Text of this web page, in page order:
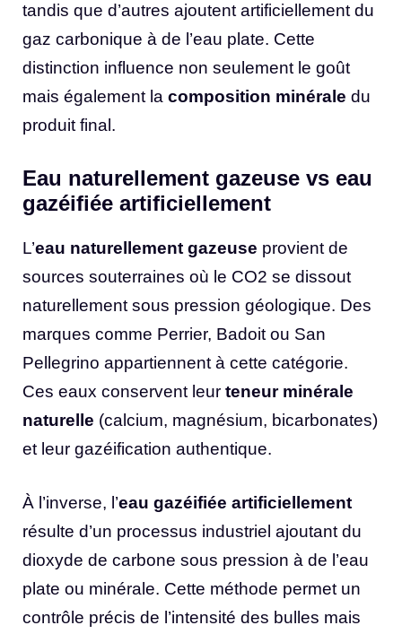
tandis que d’autres ajoutent artificiellement du
gaz carbonique à de l’eau plate. Cette
distinction influence non seulement le goût
mais également la composition minérale du
produit final.
Eau naturellement gazeuse vs eau
gazéifiée artificiellement
L’eau naturellement gazeuse provient de
sources souterraines où le CO2 se dissout
naturellement sous pression géologique. Des
marques comme Perrier, Badoit ou San
Pellegrino appartiennent à cette catégorie.
Ces eaux conservent leur teneur minérale
naturelle (calcium, magnésium, bicarbonates)
et leur gazéification authentique.
À l’inverse, l’eau gazéifiée artificiellement
résulte d’un processus industriel ajoutant du
dioxyde de carbone sous pression à de l’eau
plate ou minérale. Cette méthode permet un
contrôle précis de l’intensité des bulles mais